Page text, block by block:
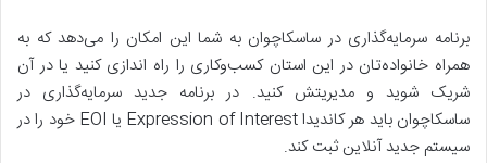
برنامه سرمایه‌گذاری در ساسکاچوان به شما این امکان را می‌دهد که به
همراه خانواده‌تان در این استان کسب‌وکاری را راه اندازی کنید یا در آن
شریک شوید و مدیریتش کنید. در برنامه جدید سرمایه‌گذاری در
ساسکاچوان باید هر کاندیدا Expression of Interest یا EOI خود را در
سیستم جدید آنلاین ثبت کند.